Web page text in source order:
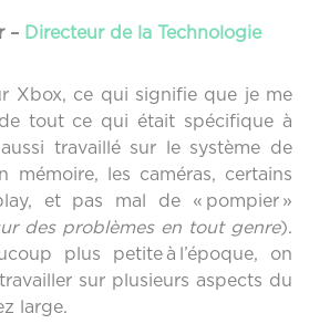
– Directeur de la Technologie
Xbox, ce qui signifie que je me
tout ce qui était spécifique à
travaillé sur le système de
mémoire, les caméras, certains
et pas mal de « pompier »
des problèmes en tout genre).
plus petite à l’époque, on
sur plusieurs aspects du
large.